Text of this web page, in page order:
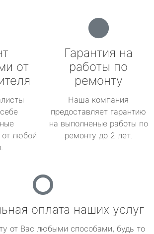
от
любой
Гарантия на
работы по
ремонту
Наша компания
предоставляет гарантию
на выполненые работы по
ремонту до 2 лет.
оплата наших услуг
от Вас любыми способами, будь то